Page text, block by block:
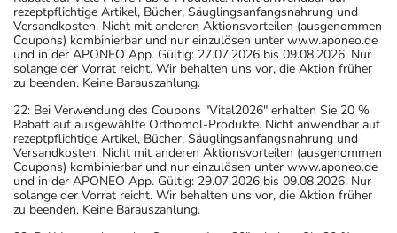
rezeptpflichtige Artikel, Bücher, Säuglingsanfangsnahrung und
Versandkosten. Nicht mit anderen Aktionsvorteilen (ausgenommen
Coupons) kombinierbar und nur einzulösen unter www.aponeo.de
und in der APONEO App. Gültig: 27.07.2026 bis 09.08.2026. Nur
solange der Vorrat reicht. Wir behalten uns vor, die Aktion früher
zu beenden. Keine Barauszahlung.
22: Bei Verwendung des Coupons "Vital2026" erhalten Sie 20 %
Rabatt auf ausgewählte Orthomol-Produkte. Nicht anwendbar auf
rezeptpflichtige Artikel, Bücher, Säuglingsanfangsnahrung und
Versandkosten. Nicht mit anderen Aktionsvorteilen (ausgenommen
Coupons) kombinierbar und nur einzulösen unter www.aponeo.de
und in der APONEO App. Gültig: 29.07.2026 bis 09.08.2026. Nur
solange der Vorrat reicht. Wir behalten uns vor, die Aktion früher
zu beenden. Keine Barauszahlung.